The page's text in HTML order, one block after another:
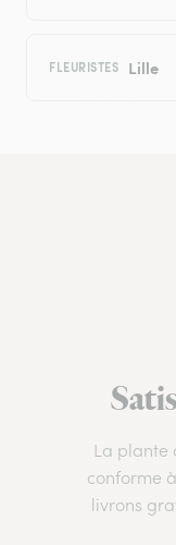
FLEURISTES Lille
La plante
conforme
livrons